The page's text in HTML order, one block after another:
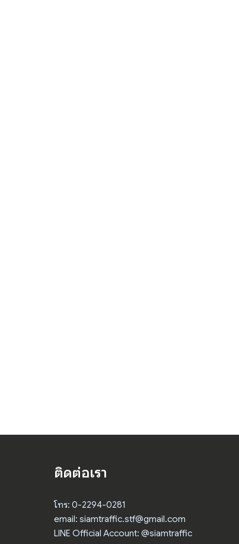
ติดต่อเรา
โทร: 0-2294-0281
email: siamtraffic.stf@gmail.com
LINE Official Account: @siamtraffic